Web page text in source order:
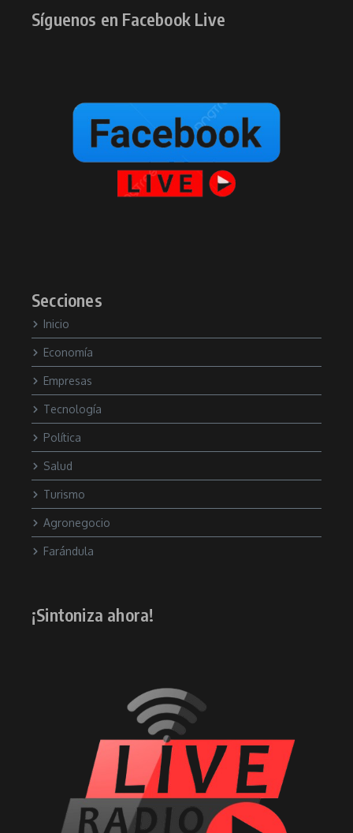
Síguenos en Facebook Live
Secciones
Inicio
Economía
Empresas
Tecnología
Política
Salud
Turismo
Agronegocio
Farándula
¡Sintoniza ahora!